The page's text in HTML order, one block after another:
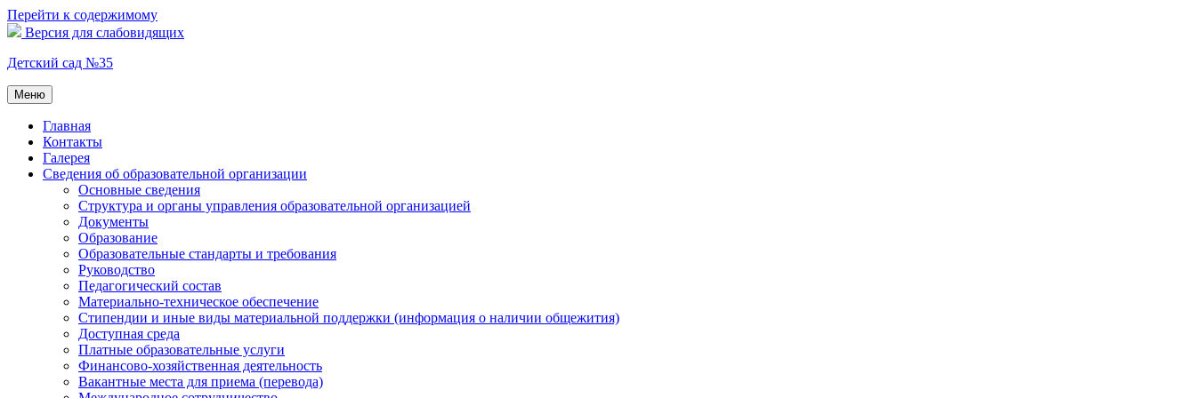
Перейти к содержимому
Версия для слабовидящих
Детский сад №35
Меню
Главная
Контакты
Галерея
Сведения об образовательной организации
Основные сведения
Структура и органы управления образовательной организацией
Документы
Образование
Образовательные стандарты и требования
Руководство
Педагогический состав
Материально-техническое обеспечение
Стипендии и иные виды материальной поддержки (информация о наличии общежития)
Доступная среда
Платные образовательные услуги
Финансово-хозяйственная деятельность
Вакантные места для приема (перевода)